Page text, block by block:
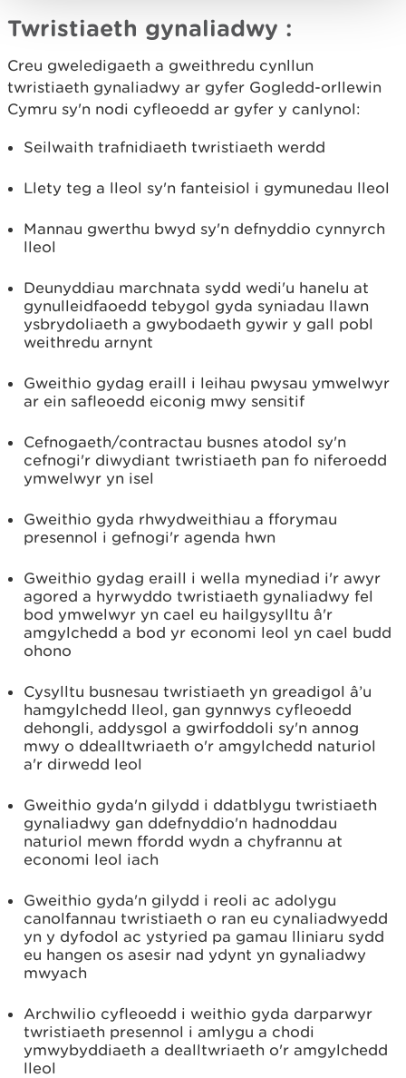
Twristiaeth gynaliadwy :
Creu gweledigaeth a gweithredu cynllun
twristiaeth gynaliadwy ar gyfer Gogledd-orllewin
Cymru sy'n nodi cyfleoedd ar gyfer y canlynol:
Seilwaith trafnidiaeth twristiaeth werdd
Llety teg a lleol sy'n fanteisiol i gymunedau lleol
Mannau gwerthu bwyd sy'n defnyddio cynnyrch
lleol
Deunyddiau marchnata sydd wedi'u hanelu at
gynulleidfaoedd tebygol gyda syniadau llawn
ysbrydoliaeth a gwybodaeth gywir y gall pobl
weithredu arnynt
Gweithio gydag eraill i leihau pwysau ymwelwyr
ar ein safleoedd eiconig mwy sensitif
Cefnogaeth/contractau busnes atodol sy'n
cefnogi'r diwydiant twristiaeth pan fo niferoedd
ymwelwyr yn isel
Gweithio gyda rhwydweithiau a fforymau
presennol i gefnogi'r agenda hwn
Gweithio gydag eraill i wella mynediad i'r awyr
agored a hyrwyddo twristiaeth gynaliadwy fel
bod ymwelwyr yn cael eu hailgysylltu â'r
amgylchedd a bod yr economi leol yn cael budd
ohono
Cysylltu busnesau twristiaeth yn greadigol â’u
hamgylchedd lleol, gan gynnwys cyfleoedd
dehongli, addysgol a gwirfoddoli sy'n annog
mwy o ddealltwriaeth o'r amgylchedd naturiol
a'r dirwedd leol
Gweithio gyda'n gilydd i ddatblygu twristiaeth
gynaliadwy gan ddefnyddio'n hadnoddau
naturiol mewn ffordd wydn a chyfrannu at
economi leol iach
Gweithio gyda'n gilydd i reoli ac adolygu
canolfannau twristiaeth o ran eu cynaliadwyedd
yn y dyfodol ac ystyried pa gamau lliniaru sydd
eu hangen os asesir nad ydynt yn gynaliadwy
mwyach
Archwilio cyfleoedd i weithio gyda darparwyr
twristiaeth presennol i amlygu a chodi
ymwybyddiaeth a dealltwriaeth o'r amgylchedd
lleol